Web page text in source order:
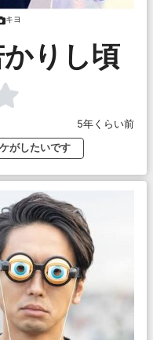
キヨ
りし頃
5年くらい前
がしたいです